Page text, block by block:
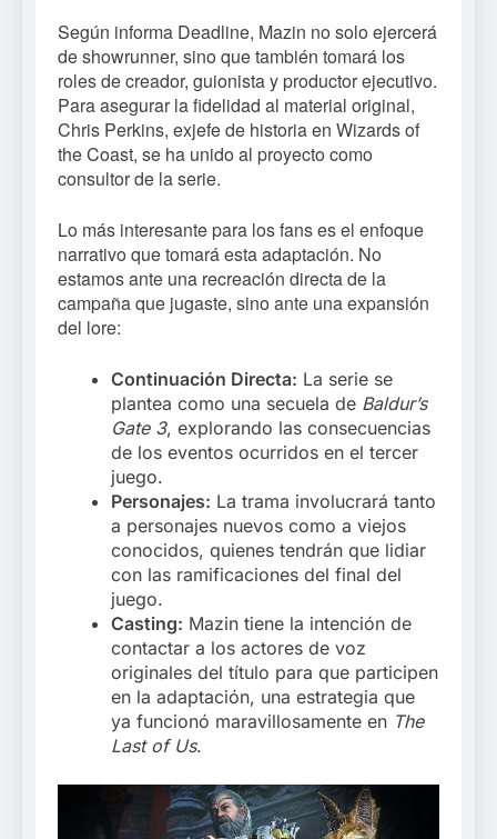
Según informa Deadline, Mazin no solo ejercerá
de showrunner, sino que también tomará los
roles de creador, guionista y productor ejecutivo.
Para asegurar la fidelidad al material original,
Chris Perkins, exjefe de historia en Wizards of
the Coast, se ha unido al proyecto como
consultor de la serie.
Lo más interesante para los fans es el enfoque
narrativo que tomará esta adaptación. No
estamos ante una recreación directa de la
campaña que jugaste, sino ante una expansión
del lore:
Continuación Directa: La serie se
plantea como una secuela de Baldur’s
Gate 3, explorando las consecuencias
de los eventos ocurridos en el tercer
juego.
Personajes: La trama involucrará tanto
a personajes nuevos como a viejos
conocidos, quienes tendrán que lidiar
con las ramificaciones del final del
juego.
Casting: Mazin tiene la intención de
contactar a los actores de voz
originales del título para que participen
en la adaptación, una estrategia que
ya funcionó maravillosamente en The
Last of Us.